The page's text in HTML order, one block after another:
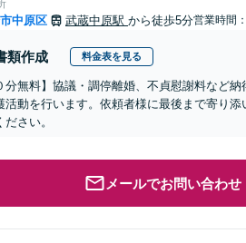
中原区 武蔵中原駅 から徒歩5分営業時間
類作成 料金表を見る
分無料】協議・調停離婚、不貞慰謝料など
活動を行います。依頼者様に最後まで寄り
さい。
メールでお問い合わせ